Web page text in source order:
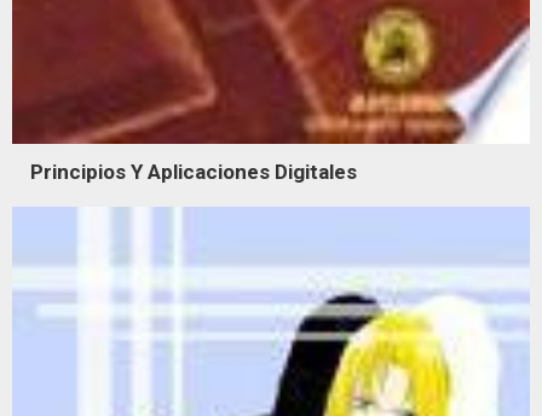
Principios Y Aplicaciones Digitales